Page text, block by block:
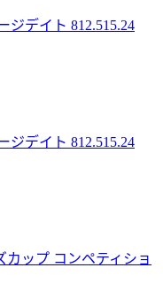
ジデイト 812.515.24
ジデイト 812.515.24
ップ コンペティショ